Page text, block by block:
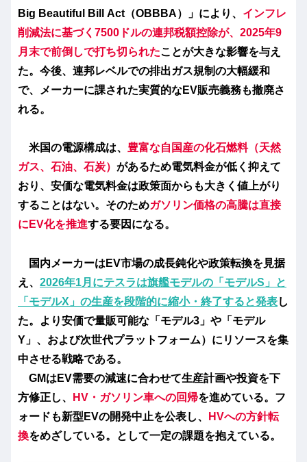
Big Beautiful Bill Act（OBBBA）」により、 インフレ
削減法に基づく7500ドルの連邦税額控除が、 2025年9
月末で前倒しで打ち切られたことが大きな影響を与え
た。今後、連邦レベルでの排出ガス規制の大幅緩和
で、メーカーに課された実質的なEV販売義務も撤廃さ
れる。
米国の電源構成は、 豊富な自国産の化石燃料（天然
ガス、石油、石炭） があるため電気料金が低く抑えて
おり、安価な電気料金は政策面からも大きく値上がり
することはない。そのためガソリン価格の高騰は直接
にEV化を推進する要因になる。
国内メーカーはEV市場の成長鈍化や政策転換を見据
え、 2026年1月にテスラは旗艦モデルの「モデルS」と
「モデルX」の生産を段階的に縮小・終了すると発表し
た。より安価で量販可能な「モデル3」や「モデル
Y」、および次世代プラットフォーム）にリソースを集
中させる戦略である。
GMは EV需要の減速に合わせて生産計画や投資を下
方修正し、 HV・ガソリン車への回帰を進めている。フ
ォードも新型EVの開発中止を公表し、
HVへの方針転
換をめざしている。として一定の課題を抱えている。